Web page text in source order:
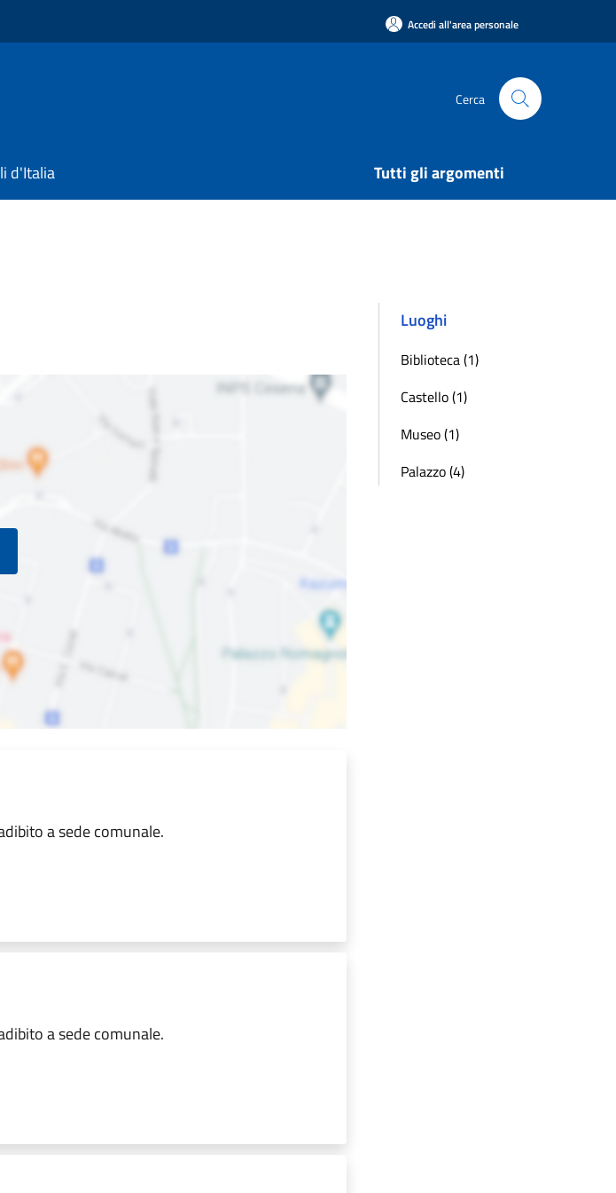
Accedi all'area personale
Cerca
d'Italia Tutti gli argomenti
a sede comunale.
a sede comunale.
Luoghi
Biblioteca (1)
Castello (1)
Museo (1)
Palazzo (4)